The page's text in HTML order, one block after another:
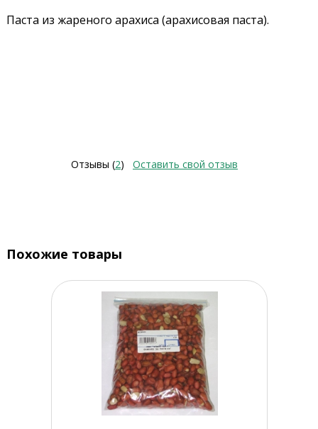
Паста из жареного арахиса (арахисовая паста).
Отзывы (2) Оставить свой отзыв
Похожие товары